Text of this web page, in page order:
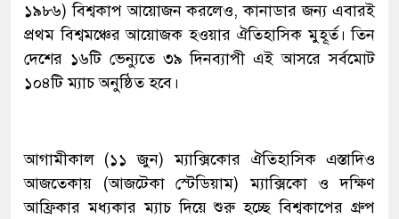
১৯৮৬) বিশ্বকাপ আয়োজন করলেও, কানাডার জন্য এবারই
প্রথম বিশ্বমঞ্চের আয়োজক হওয়ার ঐতিহাসিক মুহূর্ত। তিন
দেশের ১৬টি ভেন্যুতে ৩৯ দিনব্যাপী এই আসরে সর্বমোট
১০৪টি ম্যাচ অনুষ্ঠিত হবে।
আগামীকাল (১১ জুন) ম্যাক্সিকোর ঐতিহাসিক এস্তাদিও
আজতেকায় (আজটেকা স্টেডিয়াম) ম্যাক্সিকো ও দক্ষিণ
আফ্রিকার মধ্যকার ম্যাচ দিয়ে শুরু হচ্ছে বিশ্বকাপের গ্রুপ